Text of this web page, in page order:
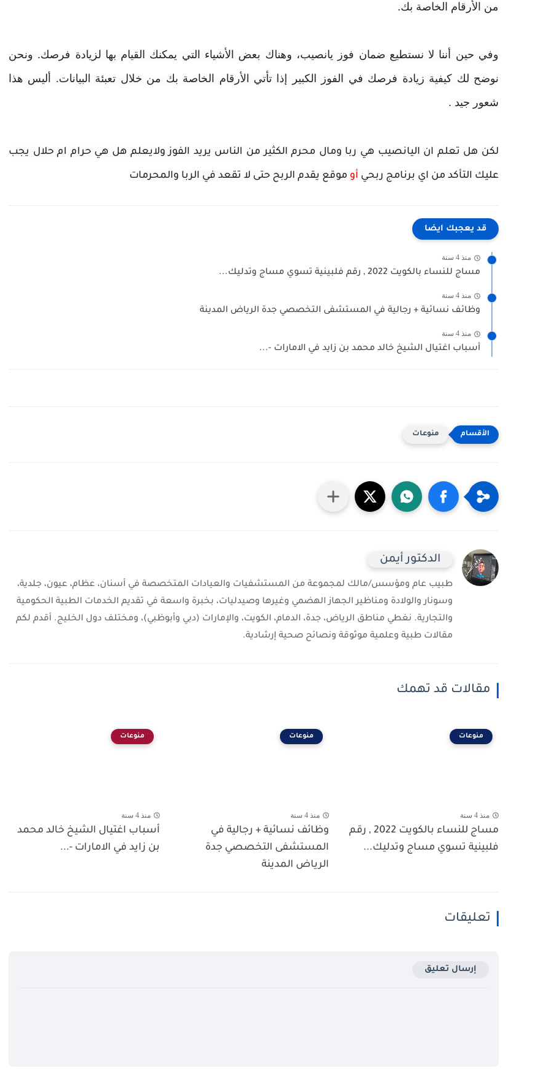
من الأرقام الخاصة بك.
وفي حين أننا لا نستطيع ضمان فوز يانصيب، وهناك بعض الأشياء التي يمكنك القيام بها لزيادة فرصك. ونحن
نوضح لك كيفية زيادة فرصك في الفوز الكبير إذا تأتي الأرقام الخاصة بك من خلال تعبئة البيانات. أليس هذا
شعور جيد .
لكن هل تعلم ان اليانصيب هي ربا ومال محرم الكثير من الناس يريد الفوز ولايعلم هل هي حرام ام حلال يجب
عليك التأكد من اي برنامج ربحي أو موقع يقدم الربح حتى لا تقعد في الربا والمحرمات
قد يعجبك ايضا
منذ 4 سنة
مساج للنساء بالكويت 2022 , رقم فلبينية تسوي مساج وتدليك...
منذ 4 سنة
وظائف نسائية + رجالية في المستشفى التخصصي جدة الرياض المدينة
منذ 4 سنة
أسباب اغتيال الشيخ خالد محمد بن زايد في الامارات -...
منوعات
الدكتور أيمن
طبيب عام ومؤسس/مالك لمجموعة من المستشفيات والعيادات المتخصصة في أسنان، عظام، عيون، جلدية،
وسونار والولادة ومناظير الجهاز الهضمي وغيرها وصيدليات، بخبرة واسعة في تقديم الخدمات الطبية الحكومية
والتجارية. نغطي مناطق الرياض، جدة، الدمام، الكويت، والإمارات (دبي وأبوظبي)، ومختلف دول الخليج. أقدم لكم
مقالات طبية وعلمية موثوقة ونصائح صحية إرشادية.
مقالات قد تهمك
منوعات
منذ 4 سنة
مساج للنساء بالكويت 2022 , رقم
فلبينية تسوي مساج وتدليك...
منوعات
منذ 4 سنة
وظائف نسائية + رجالية في
المستشفى التخصصي جدة
الرياض المدينة
منوعات
منذ 4 سنة
أسباب اغتيال الشيخ خالد محمد
بن زايد في الامارات -...
تعليقات
إرسال تعليق